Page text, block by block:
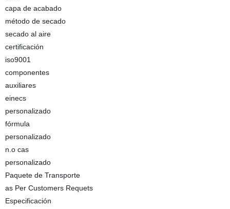
capa de acabado
método de secado
secado al aire
certificación
iso9001
componentes
auxiliares
einecs
personalizado
fórmula
personalizado
n.o cas
personalizado
Paquete de Transporte
as Per Customers Requets
Especificación